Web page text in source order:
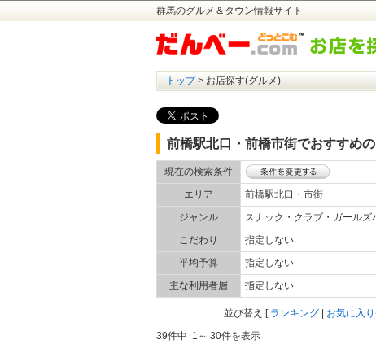
群馬のグルメ＆タウン情報サイト
トップ> お店探す(グルメ)
前橋駅北口・前橋市街でおすすめ
現在の検索条件
エリア
前橋駅北口・市街
ジャンル
スナック・クラブ・ガール
こだわり
指定しない
平均予算
指定しない
主な利用者層
指定しない
お気に入
ランキング
[
並び替え
39件中 1～ 30件を表示